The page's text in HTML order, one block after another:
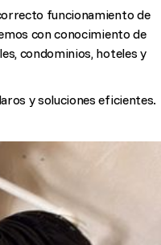
funcionamiento de
con conocimiento de
condominios, hoteles y
y soluciones eficientes.